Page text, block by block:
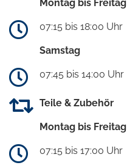
Montag bis Freitag
07:15 bis 18:00 Uhr
Samstag
07:45 bis 14:00 Uhr
Teile & Zubehör
Montag bis Freitag
07:15 bis 17:00 Uhr